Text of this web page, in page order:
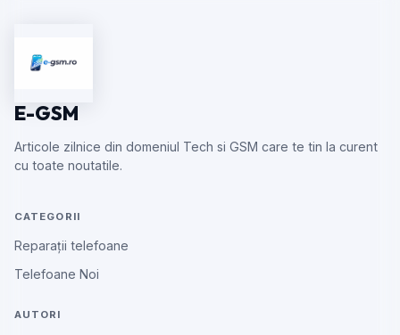
E-GSM
Articole zilnice din domeniul Tech si GSM care te tin la curent
cu toate noutatile.
CATEGORII
Reparații telefoane
Telefoane Noi
AUTORI